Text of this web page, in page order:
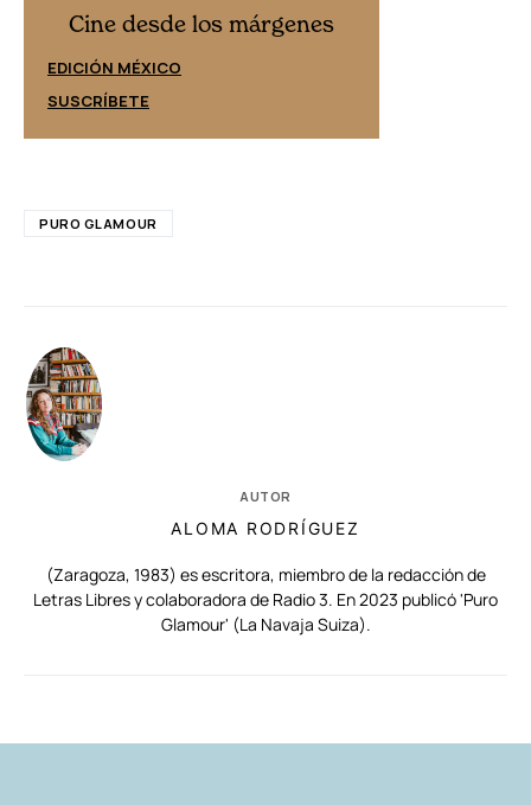
Cine desde los márgenes
EDICIÓN MÉXICO
SUSCRÍBETE
PURO GLAMOUR
AUTOR
ALOMA RODRÍGUEZ
(Zaragoza, 1983) es escritora, miembro de la redacción de
Letras Libres y colaboradora de Radio 3. En 2023 publicó 'Puro
Glamour' (La Navaja Suiza).